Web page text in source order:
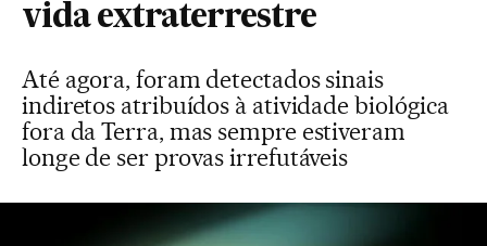
vida extraterrestre
Até agora, foram detectados sinais
indiretos atribuídos à atividade biológica
fora da Terra, mas sempre estiveram
longe de ser provas irrefutáveis